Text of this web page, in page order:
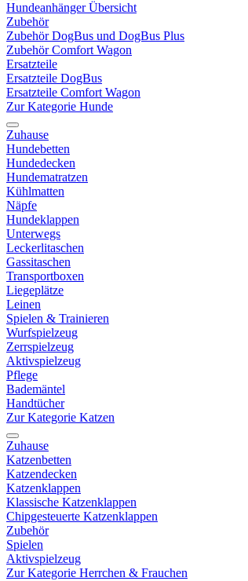
Hundeanhänger Übersicht
Zubehör
Zubehör DogBus und DogBus Plus
Zubehör Comfort Wagon
Ersatzteile
Ersatzteile DogBus
Ersatzteile Comfort Wagon
Zur Kategorie Hunde
Zuhause
Hundebetten
Hundedecken
Hundematratzen
Kühlmatten
Näpfe
Hundeklappen
Unterwegs
Leckerlitaschen
Gassitaschen
Transportboxen
Liegeplätze
Leinen
Spielen & Trainieren
Wurfspielzeug
Zerrspielzeug
Aktivspielzeug
Pflege
Bademäntel
Handtücher
Zur Kategorie Katzen
Zuhause
Katzenbetten
Katzendecken
Katzenklappen
Klassische Katzenklappen
Chipgesteuerte Katzenklappen
Zubehör
Spielen
Aktivspielzeug
Zur Kategorie Herrchen & Frauchen